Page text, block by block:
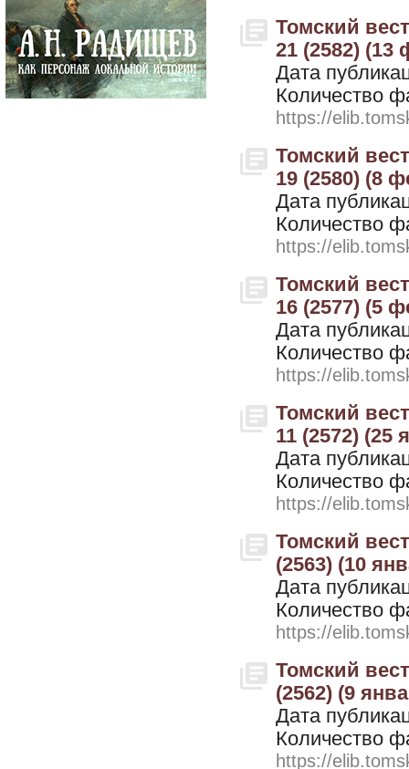
Томский
21 (2582) (13
Дата
Количество
https://
Томский
19 (2580) (8
Дата
Количество
https://
Томский
16 (2577) (5
Дата
Количество
https://
Томский
11 (2572) (25
Дата
Количество
https://
Томский
(2563) (10
Дата
Количество
https://
Томский
(2562) (9
Дата
Количество
https://